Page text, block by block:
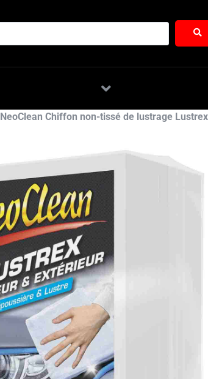
NeoClean Chiffon non-tissé de lustrage Lustrex